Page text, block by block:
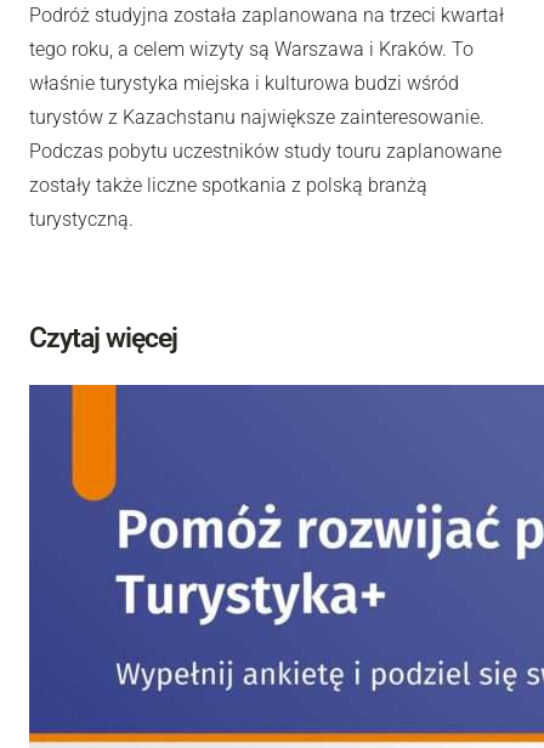
Podróż studyjna została zaplanowana na trzeci kwartał
tego roku, a celem wizyty są Warszawa i Kraków. To
właśnie turystyka miejska i kulturowa budzi wśród
turystów z Kazachstanu największe zainteresowanie.
Podczas pobytu uczestników study touru zaplanowane
zostały także liczne spotkania z polską branżą
turystyczną.
Czytaj więcej